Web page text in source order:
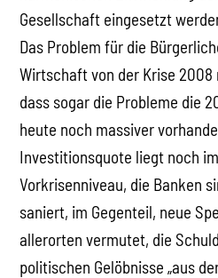
Gesellschaft eingesetzt
Das Problem für die
Wirtschaft von der Krise
dass sogar die Probleme die
heute noch massiver
Investitionsquote liegt noch
Vorkrisenniveau, die Banken
saniert, im Gegenteil, neue
allerorten vermutet, die
politischen Gelöbnisse „aus